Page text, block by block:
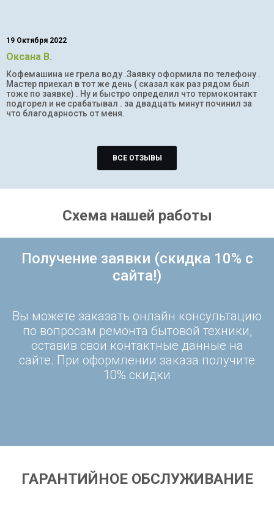
19 Октября 2022
Оксана В.
Кофемашина не грела воду .Заявку оформила по телефону .
Мастер приехал в тот же день ( сказал как раз рядом был
тоже по заявке) . Ну и быстро определил что термоконтакт
подгорел и не срабатывал . за двадцать минут починил за
что благодарность от меня.
ВСЕ ОТЗЫВЫ
Схема нашей работы
Получение заявки (скидка 10% с
сайта!)
Вы можете заказать онлайн консультацию
по вопросам ремонта бытовой техники,
оставив свои контактные данные на
сайте. При оформлении заказа получите
10% скидки
ГАРАНТИЙНОЕ ОБСЛУЖИВАНИЕ